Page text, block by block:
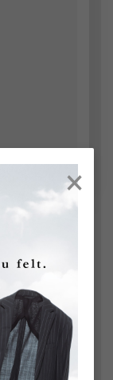
に収まりや
っかりとし
グのハンド
なときにさ
×